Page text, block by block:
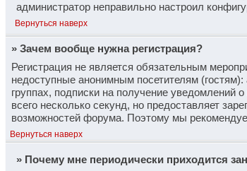
администратор неправильно настроил
Вернуться наверх
» Зачем вообще нужна регистрация?
Регистрация не является обязательным
недоступные анонимным посетителям
группах, подписки на получение уведомлений
всего несколько секунд, но предоставляет
возможностей форума. Поэтому мы
Вернуться наверх
» Почему мне периодически приходится